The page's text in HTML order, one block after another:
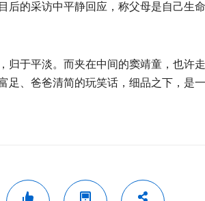
的采访中平静回应，称父母是自己生
于平淡。而夹在中间的窦靖童，也许
、爸爸清简的玩笑话，细品之下，是